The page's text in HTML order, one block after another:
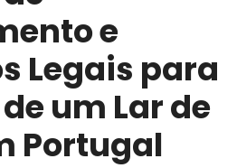
e
Legais para
um Lar de
Portugal